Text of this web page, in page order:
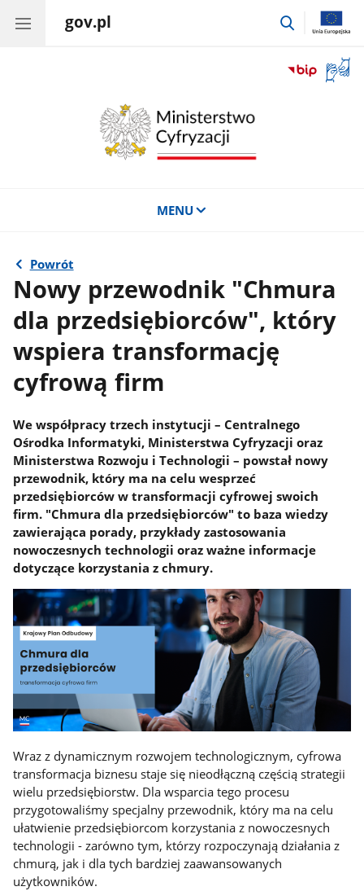
gov.pl
przejdź
okno
MENU
Powrót
Nowy przewodnik "Chmura
dla przedsiębiorców", który
wspiera transformację
cyfrową firm
We współpracy trzech instytucji – Centralnego
Ośrodka Informatyki, Ministerstwa Cyfryzacji oraz
Ministerstwa Rozwoju i Technologii – powstał nowy
przewodnik, który ma na celu wesprzeć
przedsiębiorców w transformacji cyfrowej swoich
firm. "Chmura dla przedsiębiorców" to baza wiedzy
zawierająca porady, przykłady zastosowania
nowoczesnych technologii oraz ważne informacje
dotyczące korzystania z chmury.
Wraz z dynamicznym rozwojem technologicznym, cyfrowa
transformacja biznesu staje się nieodłączną częścią strategii
wielu przedsiębiorstw. Dla wsparcia tego procesu
przygotowaliśmy specjalny przewodnik, który ma na celu
ułatwienie przedsiębiorcom korzystania z nowoczesnych
technologii - zarówno tym, którzy rozpoczynają działania z
chmurą, jak i dla tych bardziej zaawansowanych
użytkowników.